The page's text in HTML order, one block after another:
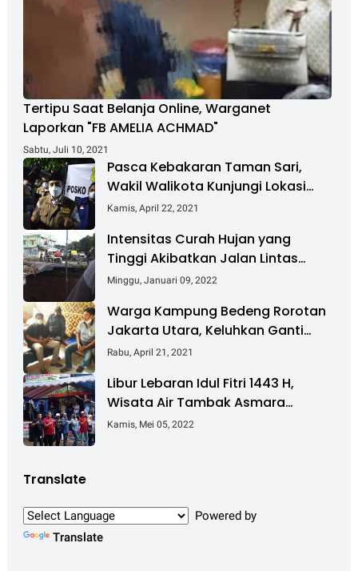
Tertipu Saat Belanja Online, Warganet
Laporkan "FB AMELIA ACHMAD"
Sabtu, Juli 10, 2021
Pasca Kebakaran Taman Sari,
Wakil Walikota Kunjungi Lokasi
Kebakaran Dan Salurkan Bantuan
Kamis, April 22, 2021
Intensitas Curah Hujan yang
Tinggi Akibatkan Jalan Lintas
Sumatera Nyaris Putus
Minggu, Januari 09, 2022
Warga Kampung Bedeng Rorotan
Jakarta Utara, Keluhkan Ganti
Rugi Pembebasan Lahan Tol
Rabu, April 21, 2021
Libur Lebaran Idul Fitri 1443 H,
Wisata Air Tambak Asmara
Kotabaru Dipadati Ribuan
Kamis, Mei 05, 2022
Translate
Powered by
Translate